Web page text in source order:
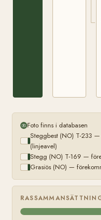
Foto finns i databasen
Steggbest (NO) T-233
(linjeavel)
Stegg (NO) T-169 —
Grasiös (NO) —